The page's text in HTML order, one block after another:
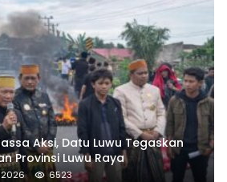
Aksi, Datu Luwu Tegaskan
Provinsi Luwu Raya
2026 6523